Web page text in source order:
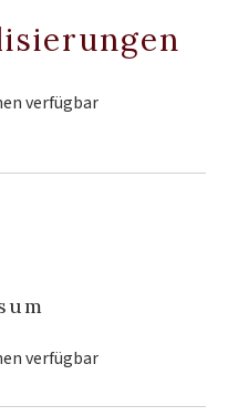
verfügbar
verfügbar